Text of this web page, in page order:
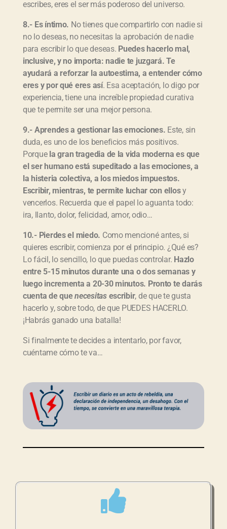
escribes, eres el ser más poderoso del universo.
8.- Es íntimo. No tienes que compartirlo con nadie si
no lo deseas, no necesitas la aprobación de nadie
para escribir lo que deseas. Puedes hacerlo mal,
inclusive, y no importa: nadie te juzgará. Te
ayudará a reforzar la autoestima, a entender cómo
eres y por qué eres así. Esa aceptación, lo digo por
experiencia, tiene una increíble propiedad curativa
que te permite ser una mejor persona.
9.- Aprendes a gestionar las emociones. Este, sin
duda, es uno de los beneficios más positivos.
Porque la gran tragedia de la vida moderna es que
el ser humano está supeditado a las emociones, a
la histeria colectiva, a los miedos impuestos.
Escribir, mientras, te permite luchar con ellosy
vencerlos. Recuerda que el papel lo aguanta todo:
ira, llanto, dolor, felicidad, amor, odio…
10.- Pierdes el miedo. Como mencioné antes, si
quieres escribir, comienza por el principio. ¿Qué es?
Lo fácil, lo sencillo, lo que puedas controlar. Hazlo
entre 5-15 minutos durante una o dos semanas y
luego incrementa a 20-30 minutos. Pronto te darás
cuenta de quenecesitasescribir, de que te gusta
hacerlo y, sobre todo, de que PUEDES HACERLO.
¡Habrás ganado una batalla!
Si finalmente te decides a intentarlo, por favor,
cuéntame cómo te va…